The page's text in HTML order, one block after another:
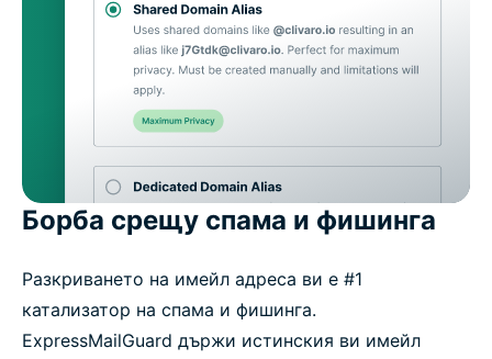
Борба срещу спама и фишинга
Разкриването на имейл адреса ви е #1
катализатор на спама и фишинга.
ExpressMailGuard държи истинския ви имейл